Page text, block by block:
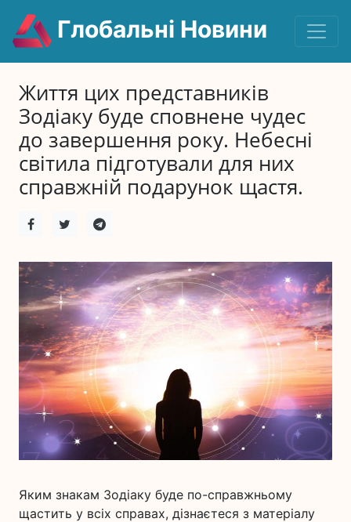
Глобальні Новини
Життя цих представників
Зодіаку буде сповнене чудес
до завершення року. Небесні
світила підготували для них
справжній подарунок щастя.
Яким знакам Зодіаку буде по-справжньому
щастить у всіх справах, дізнаєтеся з матеріалу